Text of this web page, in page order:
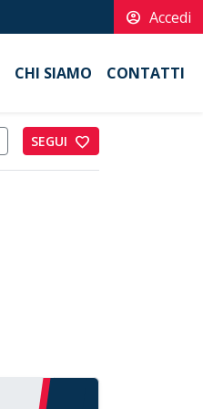
account_circle Accedi
CHI SIAMO CONTATTI
SEGUI favorite